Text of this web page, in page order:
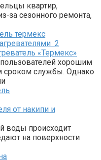
квартир,
за сезонного ремонта,
2
«Термекс»
хорошим
сроком службы. Однако
от накипи и
воды происходит
на поверхности